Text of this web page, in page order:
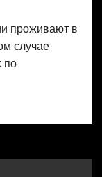
проживают в
случае
по